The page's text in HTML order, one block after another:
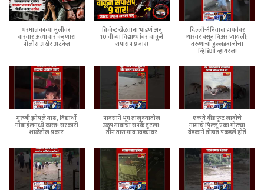
घरमालकाच्या मुलीवर
वारंवार अत्याचार करणारा
पोलीस अखेर अटकेत
क्रिकेट खेळताना भांडणं अन्
10 वीच्या विद्यार्थ्यावर चाकूने
सपासप 9 वार!
दिल्ली-नैनिताल हायवेवर
थारवर बसून बिअर प्यायली;
तरुणांचा हुल्लडबाजीचा
व्हिडिओ व्हायरल!
गुरुजी झोपले गाढ, विद्यार्थी
मोबाईलमध्ये व्यस्त! सरकारी
शाळेतील प्रकार
पावसाने भूम तालुक्यातील
उळूप गावाचा संपर्क तुटला;
तीन तास गाव उघड्यावर
एक ते दीड फूट लांबीचे
नागाचे पिल्लू एका मोठ्या
बेडकाने तोंडात पकडले होते